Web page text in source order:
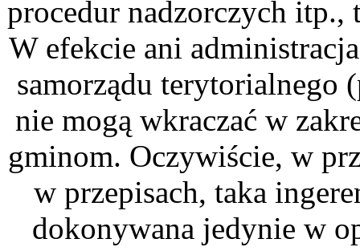
procedur nadzorczych itp.,
W efekcie ani
samorządu terytorialnego
nie mogą wkraczać w
gminom. Oczywiście, w
w przepisach, taka
dokonywana jedynie w